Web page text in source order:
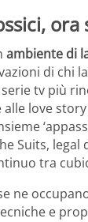
ambiente di
di chi
tv più
alle love
Suits,
tra
ne
e